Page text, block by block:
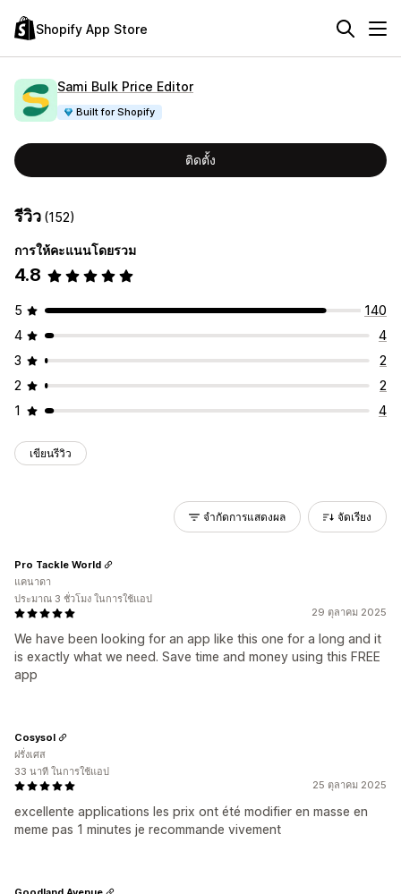
Shopify App Store
Sami Bulk Price Editor
Built for Shopify
ติดตั้ง
รีวิว (152)
การให้คะแนนโดยรวม
4.8
5
140
4
4
3
2
2
2
1
4
เขียนรีวิว
จำกัดการแสดงผล จัดเรียง
29 ตุลาคม 2025
We have been looking for an app like this one for a long and it
is exactly what we need. Save time and money using this FREE
app
Pro Tackle World
แคนาดา
ประมาณ 3 ชั่วโมง ในการใช้แอป
25 ตุลาคม 2025
excellente applications les prix ont été modifier en masse en
meme pas 1 minutes je recommande vivement
Cosysol
ฝรั่งเศส
33 นาที ในการใช้แอป